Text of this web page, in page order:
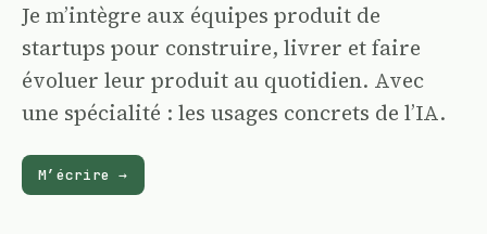
Je m’intègre aux équipes produit de
startups pour construire, livrer et faire
évoluer leur produit au quotidien. Avec
une spécialité : les usages concrets de l’IA.
M’écrire→